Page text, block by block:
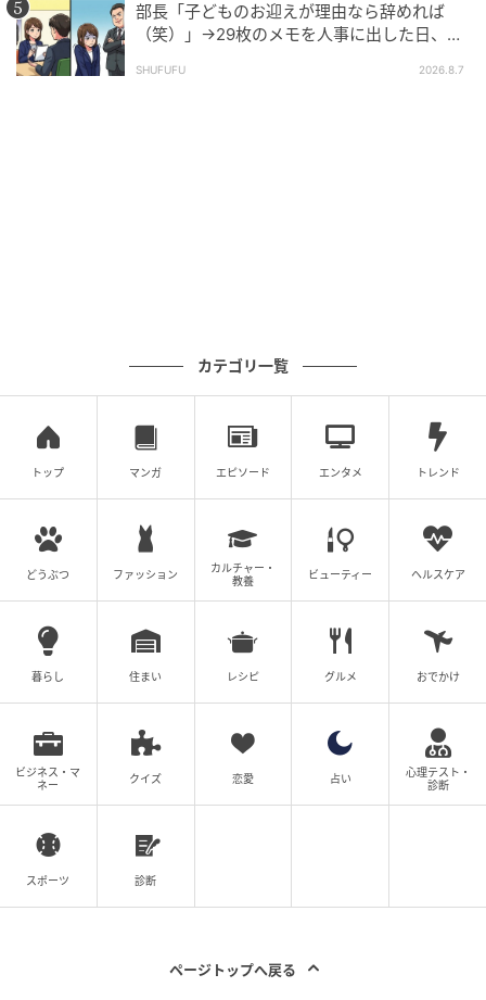
ても外すなら必ずリングピローに入れる！」と心に強
く決めました。妊娠中はむくみで外れなくなると嫌だ
ったので外していましたが、リングピローに入れ、し
瞬間はヒヤッとしたかと思いますが、スタッフさんの
敵なお写真と楽しい思い出が残って本当によかったと
感じました。
一生に一度の記念撮影は、緊張や慌ただしさから思わ
ぬうっかりミスをしてしまうこともあるので、私も自
分が撮影に臨むときには、当日の持ち物リストを作っ
て出発前に必ず指差し確認を徹底したいと思います！
※ベビーカレンダーが独自に実施したアンケートで集
めた読者様の体験談をもとに記事化しています
ムーンカレンダー編集室では、女性の体を知って、毎
月をもっとラクに快適に、女性の一生をサポートする
記事を配信しています。すべての女性の毎日がもっと
ラクに楽しくなりますように！
ベビーカレンダー編集部／ムーンカレンダー編集室
部長「子どものお迎えが理由なら辞めれば
（笑）」→29枚のメモを人事に出した日、部
SHUFUFU 2026.8.7
カテゴリ一覧
トップ マンガ エピソード エンタメ トレンド
どうぶつ ファッション
カルチャー・
教養
ビューティー ヘルスケア
暮らし 住まい レシピ グルメ おでかけ
ビジネス・マ
ネー
クイズ 恋愛 占い
心理テスト・
診断
スポーツ 診断
ページトップへ戻る